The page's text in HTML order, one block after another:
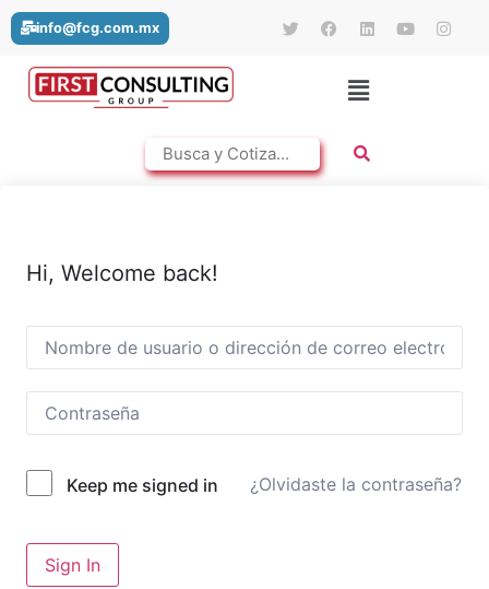
info@fcg.com.mx
Hi, Welcome back!
Keep me signed in ¿Olvidaste la contraseña?
Sign In